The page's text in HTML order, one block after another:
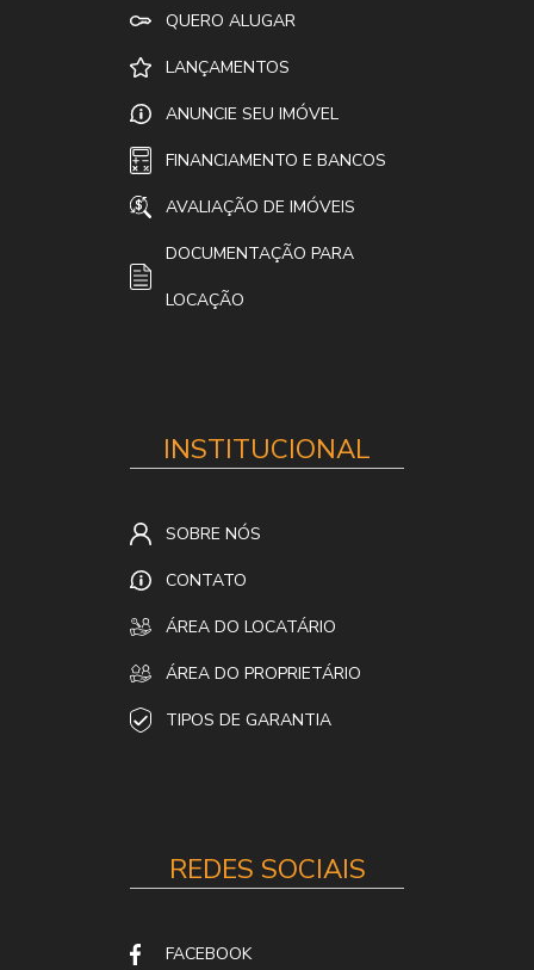
QUERO ALUGAR
LANÇAMENTOS
ANUNCIE SEU IMÓVEL
FINANCIAMENTO E BANCOS
AVALIAÇÃO DE IMÓVEIS
DOCUMENTAÇÃO PARA
LOCAÇÃO
INSTITUCIONAL
SOBRE NÓS
CONTATO
ÁREA DO LOCATÁRIO
ÁREA DO PROPRIETÁRIO
TIPOS DE GARANTIA
REDES SOCIAIS
FACEBOOK